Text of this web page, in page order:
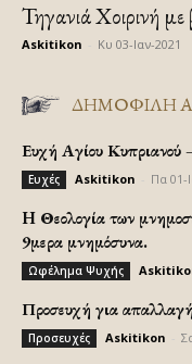
Τηγανιά Χοιρινή
Askitikon Κυ 03-Ιαν-2021
ΔΗΜΟΦΙΛΗ
Ευχή Αγίου Κυπριανού
Ευχές Askitikon Πα 01-
H Θεολογία των
9μερα μνημόσυνα.
Ωφέλημα Ψυχής
Προσευχή για
Προσευχές Askitikon